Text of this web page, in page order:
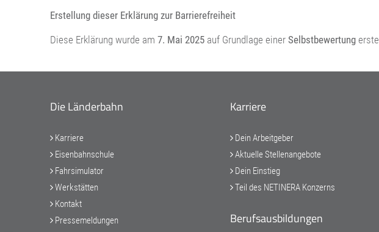
Erstellung dieser Erklärung zur Barrierefreiheit
Diese Erklärung wurde am 7. Mai 2025 auf Grundlage einer Selbstbewertung
Die Länderbahn
Karriere
Eisenbahnschule
Fahrsimulator
Werkstätten
Kontakt
Pressemeldungen
Karriere
Dein Arbeitgeber
Aktuelle Stellenangebote
Dein Einstieg
Teil des NETINERA Konzerns
Berufsausbildungen